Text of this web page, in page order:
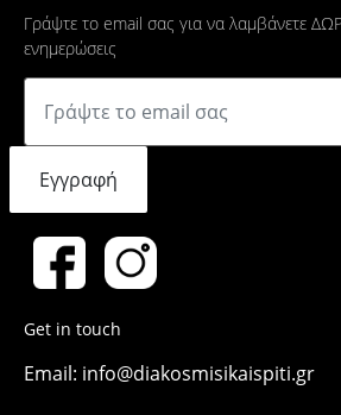
Γράψτε το email σας για να λαμβάνετε
ενημερώσεις
Εγγραφή
Get in touch
Email: info@diakosmisikaispiti.gr